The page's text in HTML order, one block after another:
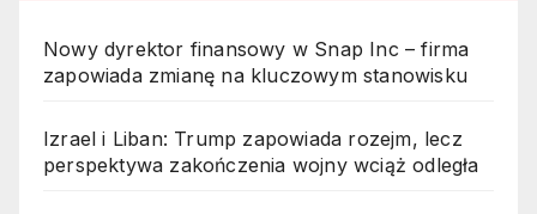
Nowy dyrektor finansowy w Snap Inc – firma
zapowiada zmianę na kluczowym stanowisku
Izrael i Liban: Trump zapowiada rozejm, lecz
perspektywa zakończenia wojny wciąż odległa